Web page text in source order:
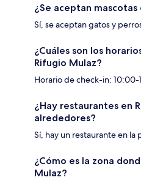
¿Se aceptan
Sí, se aceptan gatos y
¿Cuáles son los
Rifugio Mulaz?
Horario de check-in:
¿Hay restaurantes en
alrededores?
Sí, hay un restaurante en la
¿Cómo es la zona
Mulaz?